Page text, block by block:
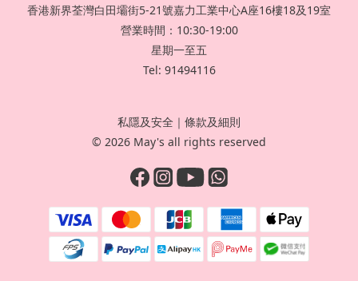
香港新界荃灣白田壩街5-21號嘉力工業中心A座16樓18及19室
營業時間：10:30-19:00
星期一至五
Tel: 91494116
私隱及安全 ｜ 條款及細則
© 2026 May's all rights reserved